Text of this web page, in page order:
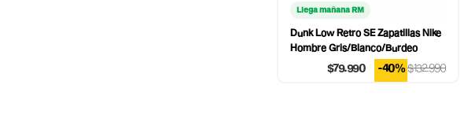
Llega mañana RM
Dunk Low Retro SE Zapatillas Nike
Hombre Gris/Blanco/Burdeo
$132.990
$79.990 -40%